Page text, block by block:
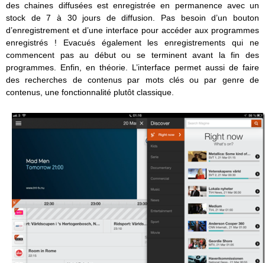
des chaines diffusées est enregistrée en permanence avec un
stock de 7 à 30 jours de diffusion. Pas besoin d’un bouton
d’enregistrement et d’une interface pour accéder aux programmes
enregistrés ! Evacués également les enregistrements qui ne
commencent pas au début ou se terminent avant la fin des
programmes. Enfin, en théorie. L’interface permet aussi de faire
des recherches de contenus par mots clés ou par genre de
contenus, une fonctionnalité plutôt classique.